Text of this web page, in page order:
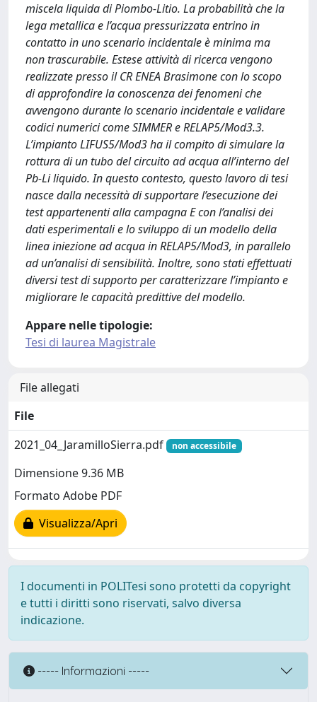
miscela liquida di Piombo-Litio. La probabilità che la
lega metallica e l’acqua pressurizzata entrino in
contatto in uno scenario incidentale è minima ma
non trascurabile. Estese attività di ricerca vengono
realizzate presso il CR ENEA Brasimone con lo scopo
di approfondire la conoscenza dei fenomeni che
avvengono durante lo scenario incidentale e validare
codici numerici come SIMMER e RELAP5/Mod3.3.
L’impianto LIFUS5/Mod3 ha il compito di simulare la
rottura di un tubo del circuito ad acqua all’interno del
Pb-Li liquido. In questo contesto, questo lavoro di tesi
nasce dalla necessità di supportare l’esecuzione dei
test appartenenti alla campagna E con l’analisi dei
dati esperimentali e lo sviluppo di un modello della
linea iniezione ad acqua in RELAP5/Mod3, in parallelo
ad un’analisi di sensibilità. Inoltre, sono stati effettuati
diversi test di supporto per caratterizzare l’impianto e
migliorare le capacità predittive del modello.
Appare nelle tipologie:
Tesi di laurea Magistrale
File allegati
File
2021_04_JaramilloSierra.pdf
non accessibile
Dimensione 9.36 MB
Formato Adobe PDF
Visualizza/Apri
I documenti in POLITesi sono protetti da copyright
e tutti i diritti sono riservati, salvo diversa
indicazione.
----- Informazioni -----